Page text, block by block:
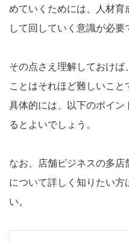
めていくためには、人材育
して回していく意識が必要
その点さえ理解しておけ
ことはそれほど難しいこと
具体的には、以下のポイ
るとよいでしょう。
なお、店舗ビジネスの多
について詳しく知りたい方
い。